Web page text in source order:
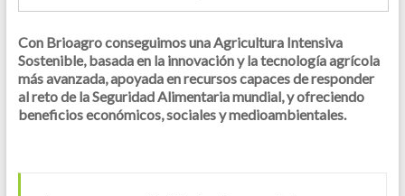
Con Brioagro conseguimos una Agricultura Intensiva
Sostenible, basada en la innovación y la tecnología agrícola
más avanzada, apoyada en recursos capaces de responder
al reto de la Seguridad Alimentaria mundial, y ofreciendo
beneficios económicos, sociales y medioambientales.